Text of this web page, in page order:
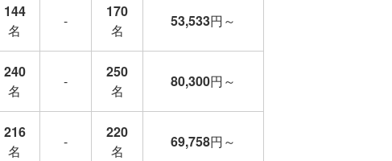
144
名
-
170
名
53,533円～
240
名
-
250
名
80,300円～
216
名
-
220
名
69,758円～